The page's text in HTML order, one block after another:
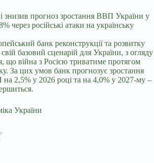
знизив прогноз зростання ВВП України у
через російські атаки на українську
банк реконструкції та розвитку
базовий сценарій для України, з огляду
що війна з Росією триватиме протягом
За цих умов банк прогнозує зростання
2,5% у 2026 році та на 4,0% у 2027-му –
України